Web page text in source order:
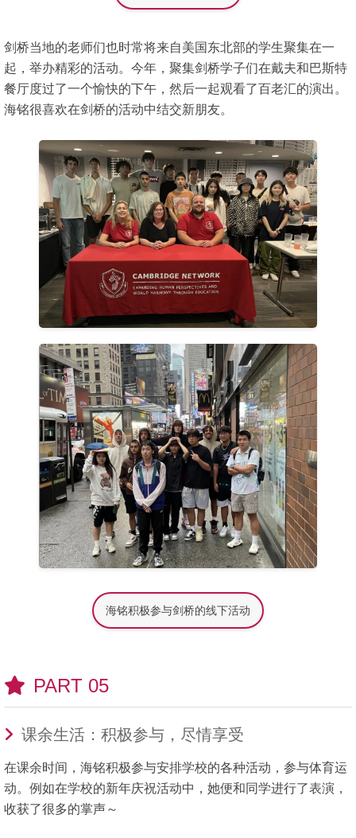
剑桥当地的老师们也时常将来自美国东北部的学生聚集在一
起，举办精彩的活动。今年，聚集剑桥学子们在戴夫和巴斯特
餐厅度过了一个愉快的下午，然后一起观看了百老汇的演出。
海铭很喜欢在剑桥的活动中结交新朋友。
海铭积极参与剑桥的线下活动
PART 05
课余生活：积极参与，尽情享受
在课余时间，海铭积极参与安排学校的各种活动，参与体育运
动。例如在学校的新年庆祝活动中，她便和同学进行了表演，
收获了很多的掌声～